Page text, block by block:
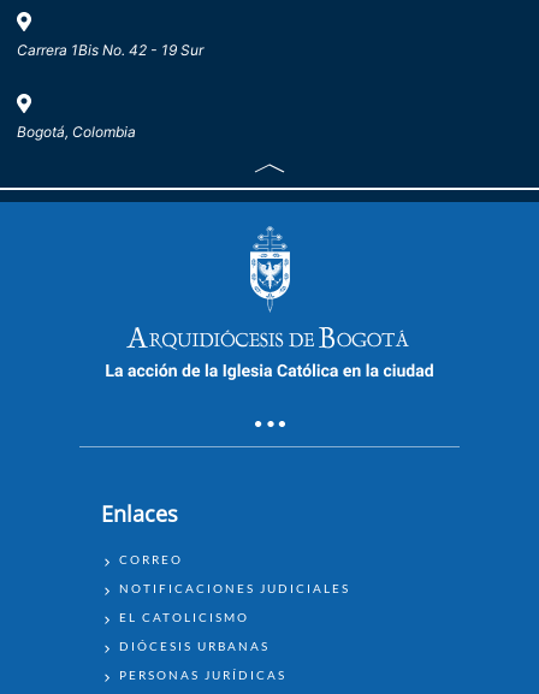
Carrera 1Bis No. 42 - 19 Sur
Bogotá, Colombia
Enlaces
ENLACES
CORREO
NOTIFICACIONES JUDICIALES
EL CATOLICISMO
DIÓCESIS URBANAS
PERSONAS JURÍDICAS